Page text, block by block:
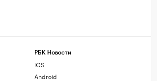
РБК Новости
iOS
Android